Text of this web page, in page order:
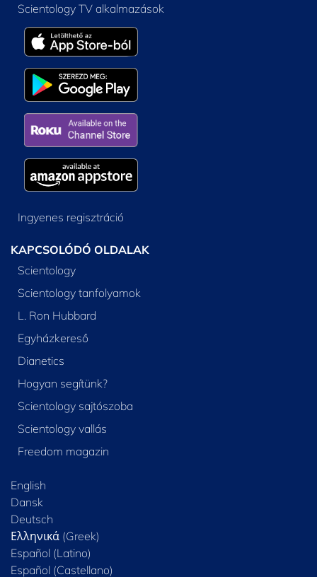
Scientology TV alkalmazások
Ingyenes regisztráció
KAPCSOLÓDÓ OLDALAK
Scientology
Scientology tanfolyamok
L. Ron Hubbard
Egyházkereső
Dianetics
Hogyan segítünk?
Scientology sajtószoba
Scientology vallás
Freedom magazin
English
Dansk
Deutsch
Ελληνικά (Greek)
Español (Latino)
Español (Castellano)